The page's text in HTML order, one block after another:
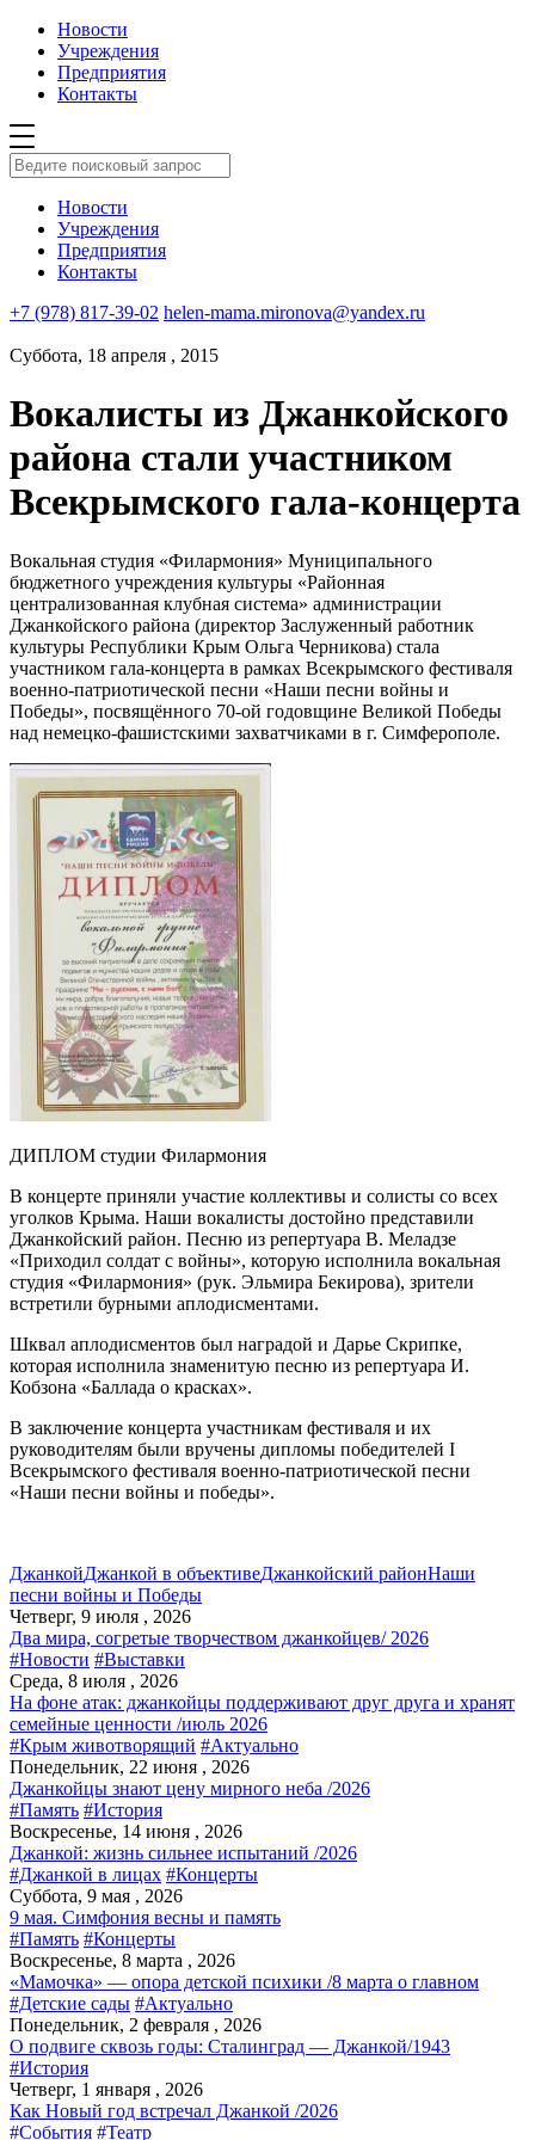
Новости
Учреждения
Предприятия
Контакты
Новости
Учреждения
Предприятия
Контакты
+7 (978) 817-39-02 helen-mama.mironova@yandex.ru
Суббота, 18 апреля , 2015
Вокалисты из Джанкойского
района стали участником
Всекрымского гала-концерта
Вокальная студия «Филармония» Муниципального
бюджетного учреждения культуры «Районная
централизованная клубная система» администрации
Джанкойского района (директор Заслуженный работник
культуры Республики Крым Ольга Черникова) стала
участником гала-концерта в рамках Всекрымского фестиваля
военно-патриотической песни «Наши песни войны и
Победы», посвящённого 70-ой годовщине Великой Победы
над немецко-фашистскими захватчиками в г. Симферополе.
ДИПЛОМ студии Филармония
В концерте приняли участие коллективы и солисты со всех
уголков Крыма. Наши вокалисты достойно представили
Джанкойский район. Песню из репертуара В. Меладзе
«Приходил солдат с войны», которую исполнила вокальная
студия «Филармония» (рук. Эльмира Бекирова), зрители
встретили бурными аплодисментами.
Шквал аплодисментов был наградой и Дарье Скрипке,
которая исполнила знаменитую песню из репертуара И.
Кобзона «Баллада о красках».
В заключение концерта участникам фестиваля и их
руководителям были вручены дипломы победителей I
Всекрымского фестиваля военно-патриотической песни
«Наши песни войны и победы».
ДжанкойДжанкой в объективеДжанкойский районНаши
песни войны и Победы
Четверг, 9 июля , 2026
Два мира, согретые творчеством джанкойцев/ 2026
#Новости #Выставки
Среда, 8 июля , 2026
На фоне атак: джанкойцы поддерживают друг друга и хранят
семейные ценности /июль 2026
#Крым животворящий #Актуально
Понедельник, 22 июня , 2026
Джанкойцы знают цену мирного неба /2026
#Память #История
Воскресенье, 14 июня , 2026
Джанкой: жизнь сильнее испытаний /2026
#Джанкой в лицах #Концерты
Суббота, 9 мая , 2026
9 мая. Симфония весны и память
#Память #Концерты
Воскресенье, 8 марта , 2026
«Мамочка» — опора детской психики /8 марта о главном
#Детские сады #Актуально
Понедельник, 2 февраля , 2026
О подвиге сквозь годы: Сталинград — Джанкой/1943
#История
Четверг, 1 января , 2026
Как Новый год встречал Джанкой /2026
#События #Театр